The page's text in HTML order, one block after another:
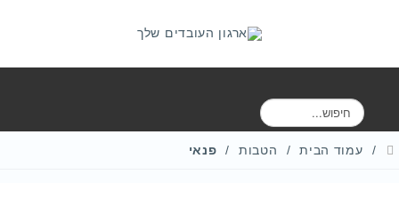
ח
י
עמוד הבית הטבות פנאי